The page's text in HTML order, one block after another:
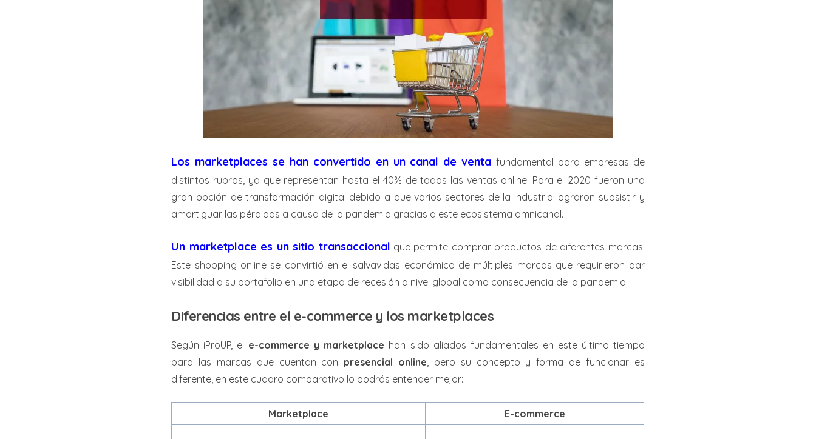
Los marketplaces se han convertido en un canal de venta fundamental para empresas de
distintos rubros, ya que representan hasta el 40% de todas las ventas online. Para el 2020 fueron una
gran opción de transformación digital debido a que varios sectores de la industria lograron subsistir y
amortiguar las pérdidas a causa de la pandemia gracias a este ecosistema omnicanal.
Un marketplace es un sitio transaccional que permite comprar productos de diferentes marcas.
Este shopping online se convirtió en el salvavidas económico de múltiples marcas que requirieron dar
visibilidad a su portafolio en una etapa de recesión a nivel global como consecuencia de la pandemia.
Diferencias entre el e-commerce y los marketplaces
Según iProUP, el e-commerce y marketplace han sido aliados fundamentales en este último tiempo
para las marcas que cuentan con presencial online, pero su concepto y forma de funcionar es
diferente, en este cuadro comparativo lo podrás entender mejor:
Marketplace E-commerce